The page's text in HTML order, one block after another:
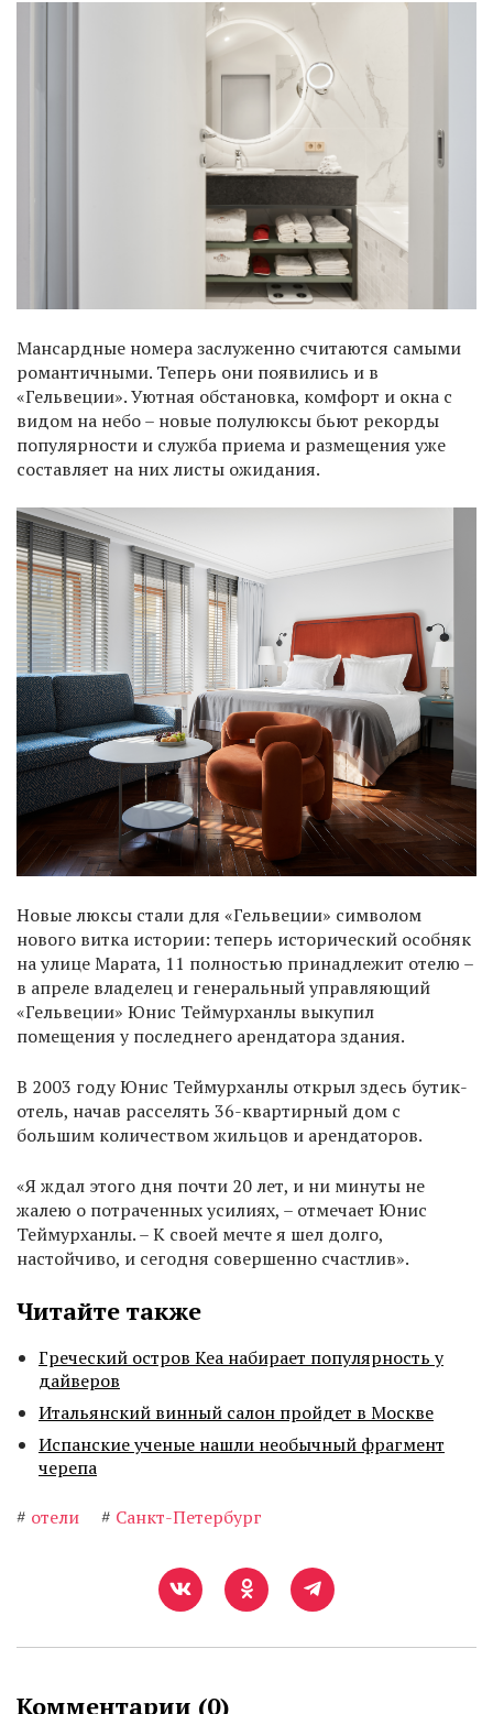
Мансардные номера заслуженно считаются самыми
романтичными. Теперь они появились и в
«Гельвеции». Уютная обстановка, комфорт и окна с
видом на небо – новые полулюксы бьют рекорды
популярности и служба приема и размещения уже
составляет на них листы ожидания.
Новые люксы стали для «Гельвеции» символом
нового витка истории: теперь исторический особняк
на улице Марата, 11 полностью принадлежит отелю –
в апреле владелец и генеральный управляющий
«Гельвеции» Юнис Теймурханлы выкупил
помещения у последнего арендатора здания.
В 2003 году Юнис Теймурханлы открыл здесь бутик-
отель, начав расселять 36-квартирный дом с
большим количеством жильцов и арендаторов.
«Я ждал этого дня почти 20 лет, и ни минуты не
жалею о потраченных усилиях, – отмечает Юнис
Теймурханлы. – К своей мечте я шел долго,
настойчиво, и сегодня совершенно счастлив».
Читайте также
Греческий остров Кеа набирает популярность у
дайверов
Итальянский винный салон пройдет в Москве
Испанские ученые нашли необычный фрагмент
черепа
# отели # Санкт-Петербург
Комментарии (0)